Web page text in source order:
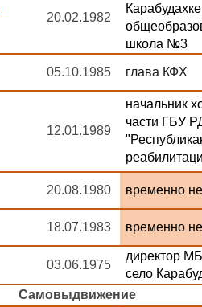
20.02.1982
школа №3
05.10.1985 глава КФХ
12.01.1989
начальник
части ГБУ
20.08.1980 временно
18.07.1983 временно
03.06.1975
директор
село
Самовыдвижение